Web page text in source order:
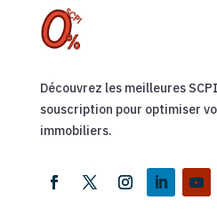
Découvrez les meilleures
souscription pour optimiser
immobiliers.